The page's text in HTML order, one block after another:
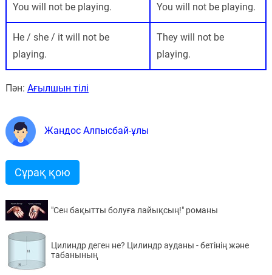
You will not be playing. You will not be playing.
He / she / it will not be
playing.
They will not be
playing.
Пән: Ағылшын тілі
Жандос Алпысбай-ұлы
Сұрақ қою
"Сен бақытты болуға лайықсың!" романы
Цилиндр деген не? Цилиндр ауданы - бетінің және
табанының